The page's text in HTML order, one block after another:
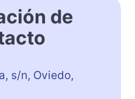
de
s/n, Oviedo,